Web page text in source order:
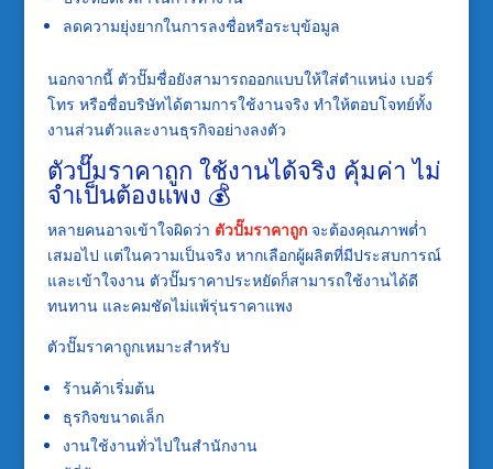
ลดความยุ่งยากในการลงชื่อหรือระบุข้อมูล
นอกจากนี้ ตัวปั๊มชื่อยังสามารถออกแบบให้ใส่ตำแหน่ง เบอร์
โทร หรือชื่อบริษัทได้ตามการใช้งานจริง ทำให้ตอบโจทย์ทั้ง
งานส่วนตัวและงานธุรกิจอย่างลงตัว
ตัวปั๊มราคาถูก ใช้งานได้จริง คุ้มค่า ไม่
จำเป็นต้องแพง 💰
หลายคนอาจเข้าใจผิดว่า ตัวปั๊มราคาถูกจะต้องคุณภาพต่ำ
เสมอไป แต่ในความเป็นจริง หากเลือกผู้ผลิตที่มีประสบการณ์
และเข้าใจงาน ตัวปั๊มราคาประหยัดก็สามารถใช้งานได้ดี
ทนทาน และคมชัดไม่แพ้รุ่นราคาแพง
ตัวปั๊มราคาถูกเหมาะสำหรับ
ร้านค้าเริ่มต้น
ธุรกิจขนาดเล็ก
งานใช้งานทั่วไปในสำนักงาน